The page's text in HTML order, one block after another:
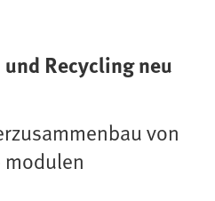
Recycling neu
von